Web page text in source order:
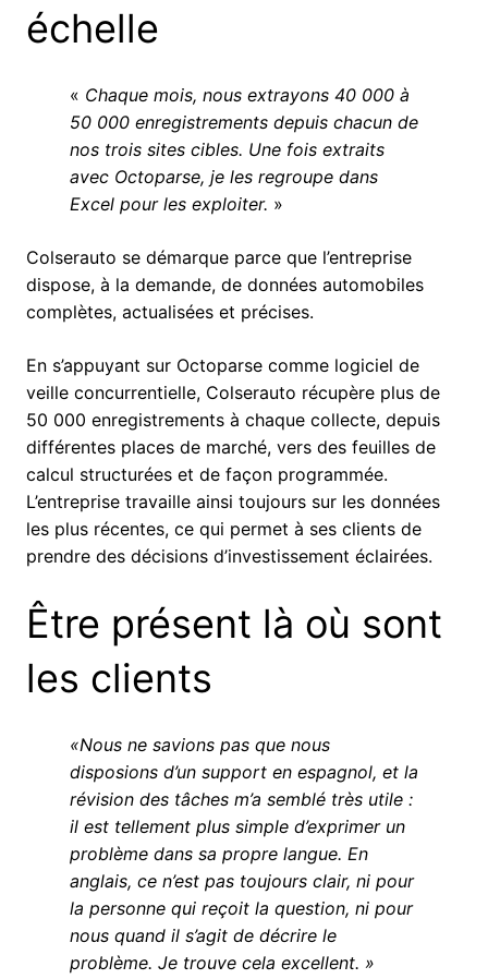
échelle
« Chaque mois, nous extrayons 40 000 à
50 000 enregistrements depuis chacun de
nos trois sites cibles. Une fois extraits
avec Octoparse, je les regroupe dans
Excel pour les exploiter. »
Colserauto se démarque parce que l’entreprise
dispose, à la demande, de données automobiles
complètes, actualisées et précises.
En s’appuyant sur Octoparse comme logiciel de
veille concurrentielle, Colserauto récupère plus de
50 000 enregistrements à chaque collecte, depuis
différentes places de marché, vers des feuilles de
calcul structurées et de façon programmée.
L’entreprise travaille ainsi toujours sur les données
les plus récentes, ce qui permet à ses clients de
prendre des décisions d’investissement éclairées.
Être présent là où sont
les clients
«Nous ne savions pas que nous
disposions d’un support en espagnol, et la
révision des tâches m’a semblé très utile :
il est tellement plus simple d’exprimer un
problème dans sa propre langue. En
anglais, ce n’est pas toujours clair, ni pour
la personne qui reçoit la question, ni pour
nous quand il s’agit de décrire le
problème. Je trouve cela excellent. »